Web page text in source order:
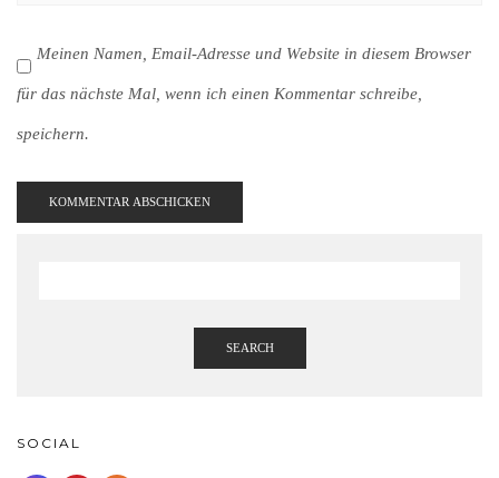
Meinen Namen, Email-Adresse und Website in diesem Browser
für das nächste Mal, wenn ich einen Kommentar schreibe,
speichern.
SEARCH
SOCIAL